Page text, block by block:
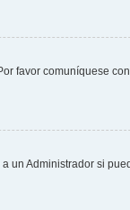
favor comuníquese
un Administrador si